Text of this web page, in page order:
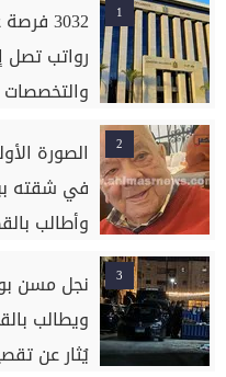
1
3032
والتخصصات
2
الصورة
في شقته
وأطالب
3
نجل مسن
ويطالب
يُثار عن